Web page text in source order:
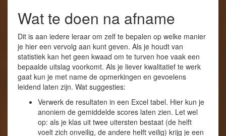
Wat te doen na afname
Dit is aan iedere leraar om zelf te bepalen op welke manier
je hier een vervolg aan kunt geven. Als je houdt van
statistiek kan het geen kwaad om te turven hoe vaak een
bepaalde uitslag voorkomt. Als je liever kwalitatief te werk
gaat kun je met name de opmerkingen en gevoelens
leidend laten zijn. Wat suggesties:
Verwerk de resultaten in een Excel tabel. Hier kun je
anoniem de gemiddelde scores laten zien. Let wel
op: als je klas uit twee uitersten bestaat (de helft
voelt zich onveilig, de andere helft veilig) krijg je een